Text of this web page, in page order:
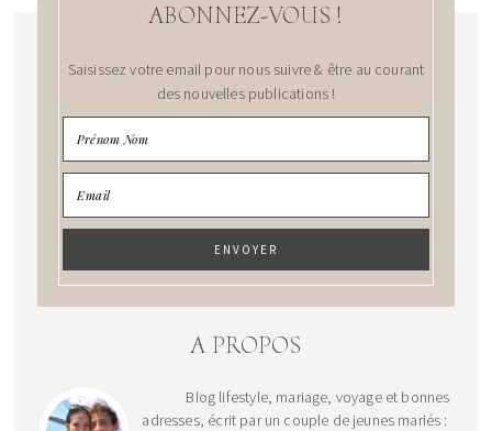
ABONNEZ-VOUS !
Saisissez votre email pour nous suivre & être au courant
des nouvelles publications !
A PROPOS
Blog lifestyle, mariage, voyage et bonnes
adresses, écrit par un couple de jeunes mariés :